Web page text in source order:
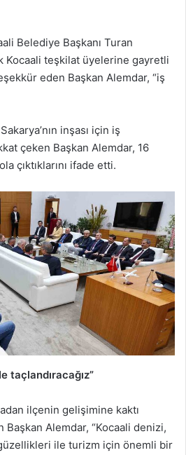
Belediye Başkanı Turan
Kocaali teşkilat üyelerine gayretli
eden Başkan Alemdar, “iş
inşası için iş
çeken Başkan Alemdar, 16
çıktıklarını ifade etti.
taçlandıracağız”
ilçenin gelişimine kaktı
Başkan Alemdar, “Kocaali denizi,
ile turizm için önemli bir